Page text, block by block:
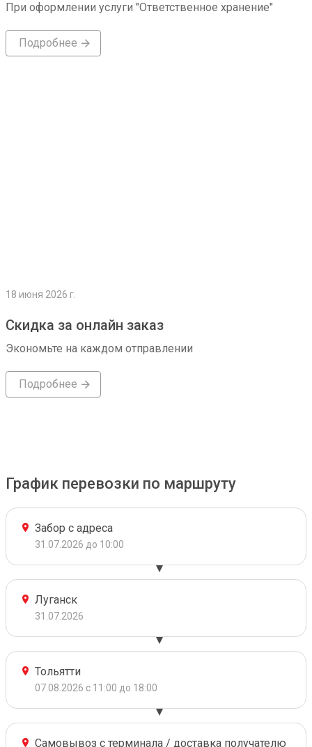
При оформлении услуги "Ответственное хранение"
Подробнее
18 июня 2026 г.
Скидка за онлайн заказ
Экономьте на каждом отправлении
Подробнее
График перевозки по маршруту
Забор с адреса
31.07.2026 до 10:00
Луганск
31.07.2026
Тольятти
07.08.2026 с 11:00 до 18:00
Самовывоз с терминала / доставка получателю